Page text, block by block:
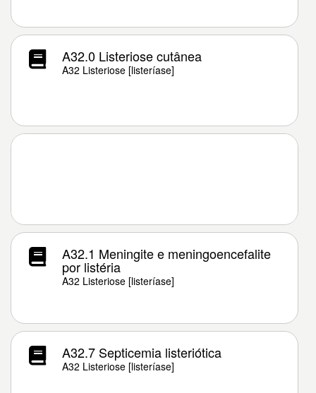
A32.0 Listeriose cutânea
A32 Listeriose [listeríase]
A32.1 Meningite e meningoencefalite
por listéria
A32 Listeriose [listeríase]
A32.7 Septicemia listeriótica
A32 Listeriose [listeríase]